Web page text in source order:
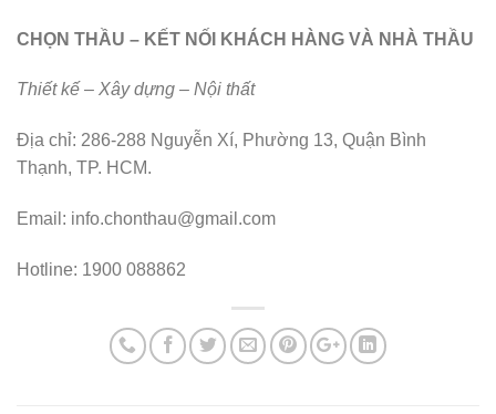
CHỌN THẦU – KẾT NỐI KHÁCH HÀNG VÀ NHÀ THẦU
Thiết kế – Xây dựng – Nội thất
Địa chỉ: 286-288 Nguyễn Xí, Phường 13, Quận Bình
Thạnh, TP. HCM.
Email: info.chonthau@gmail.com
Hotline: 1900 088862